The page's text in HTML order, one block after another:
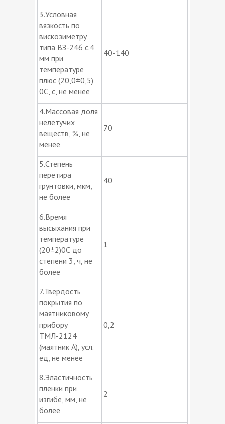
3.Условная
вязкость по
вискозиметру
типа ВЗ-246 с.4
мм при
температуре
плюс (20,0±0,5)
0С, с, не менее
40-140
4.Массовая доля
нелетучих
веществ, %, не
менее
70
5.Степень
перетира
грунтовки, мкм,
не более
40
6.Время
высыхания при
температуре
(20±2)0С до
степени 3, ч, не
более
1
7.Твердость
покрытия по
маятниковому
прибору
ТМЛ-2124
(маятник А), усл.
ед, не менее
0,2
8.Эластичность
пленки при
изгибе, мм, не
более
2